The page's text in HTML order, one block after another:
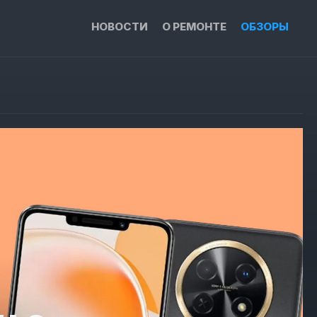
НОВОСТИ О РЕМОНТЕ ОБЗОРЫ